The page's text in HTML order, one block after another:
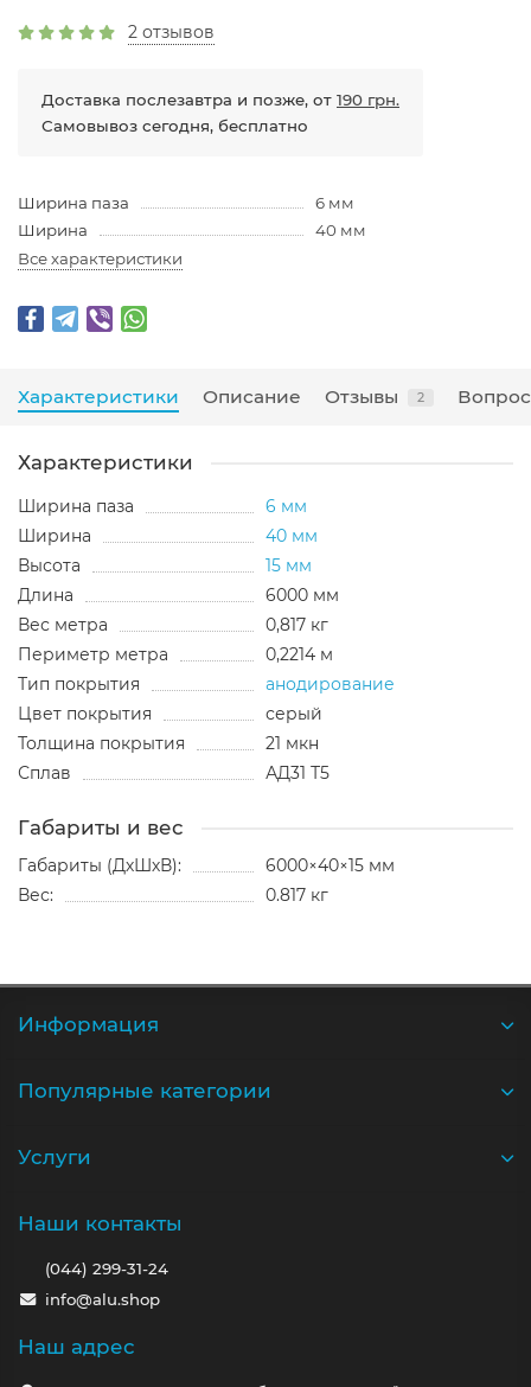
2 отзывов
Доставка послезавтра и позже, от 190 грн.
Самовывоз сегодня, бесплатно
Ширина паза
6 мм
Ширина
40 мм
Все характеристики
Характеристики Описание Отзывы 2
Характеристики
Ширина паза
6 мм
Ширина
40 мм
Высота
15 мм
Длина
6000 мм
Вес метра
0,817 кг
Периметр метра
0,2214 м
Тип покрытия
анодирование
Цвет покрытия
серый
Толщина покрытия
21 мкн
Сплав
АД31 Т5
Габариты и вес
Габариты (ДхШхВ):
6000×40×15 мм
Вес:
0.817 кг
Информация
Популярные категории
Услуги
Наши контакты
(044) 299-31-24
info@alu.shop
Наш адрес